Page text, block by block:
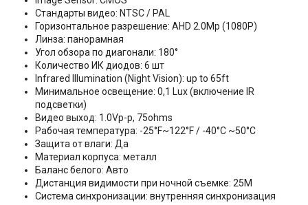
Стандарты видео: NTSC / PAL
Горизонтальное разрешение: AHD 2.0Mp (1080P)
Линза: панорамная
Угол обзора по диагонали: 180°
Количество ИК диодов: 6 шт
Infrared Illumination (Night Vision): up to 65ft
Минимальное освещение: 0,1 Lux (включение IR
подсветки)
Видео выход: 1.0Vp-p, 75ohms
Рабочая температура: -25°F~122°F / -40°C ~50°C
Защита от влаги: Да
Материал корпуса: металл
Баланс белого: Авто
Дистанция видимости при ночной съемке: 25M
Система синхронизации: внутренняя синхронизация